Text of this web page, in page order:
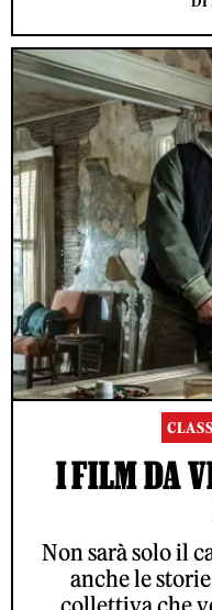
I FILM DA
Non sarà solo il
anche le